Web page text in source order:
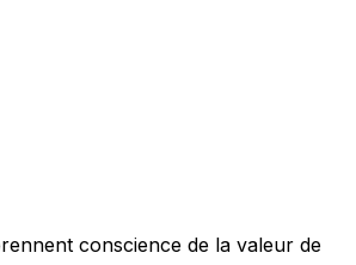
conscience de la valeur de